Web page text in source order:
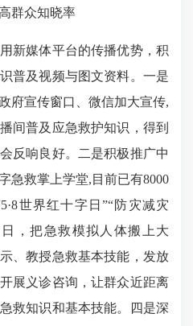
群众知晓率
媒体平台的传播优势，积
普及视频与图文资料。一是
府宣传窗口、微信加大宣传,
间普及应急救护知识，得到
反响良好。二是积极推广中
急救掌上学堂,目前已有8000
世界红十字日”“防灾减灾
，把急救模拟人体搬上大
、教授急救基本技能，发放
展义诊咨询，让群众近距离
救知识和基本技能。四是深